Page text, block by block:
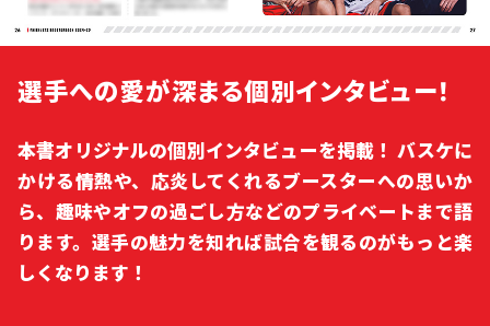
選手への愛が深まる個別インタビュー！
本書オリジナルの個別インタビューを掲載！ バスケに
かける情熱や、応炎してくれるブースターへの思いか
ら、趣味やオフの過ごし方などのプライベートまで語
ります。選手の魅力を知れば試合を観るのがもっと楽
しくなります！